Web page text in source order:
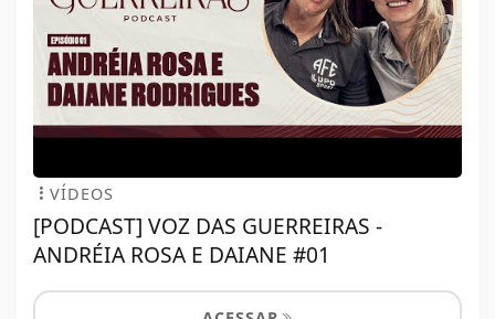
VÍDEOS
[PODCAST] VOZ DAS GUERREIRAS -
ANDRÉIA ROSA E DAIANE #01